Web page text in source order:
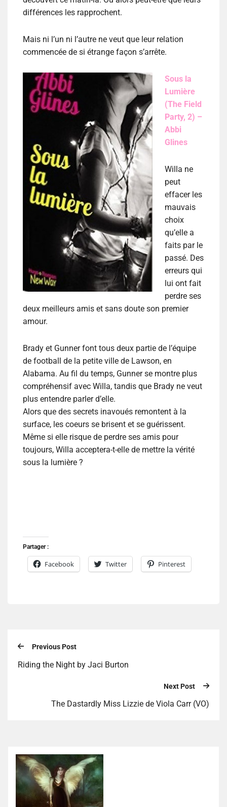
différences les rapprochent.
Mais ni l’un ni l’autre ne veut que leur relation
commencée de si étrange façon s’arrête.
Sous la
Lumière
(The Field
Party, 2) –
Abbi
Glines
Willa ne
peut
effacer les
mauvais
choix
qu’elle a
faits par le
passé. Des
erreurs qui
lui ont fait
perdre ses
deux meilleurs amis et sans doute son premier
amour.
Brady et Gunner font tous deux partie de l’équipe
de football de la petite ville de Lawson, en
Alabama. Au fil du temps, Gunner se montre plus
compréhensif avec Willa, tandis que Brady ne veut
plus entendre parler d’elle.
Alors que des secrets inavoués remontent à la
surface, les coeurs se brisent et se guérissent.
Même si elle risque de perdre ses amis pour
toujours, Willa acceptera-t-elle de mettre la vérité
sous la lumière ?
Partager :
Facebook Twitter Pinterest
Previous Post
Riding the Night by Jaci Burton
Next Post
The Dastardly Miss Lizzie de Viola Carr (VO)